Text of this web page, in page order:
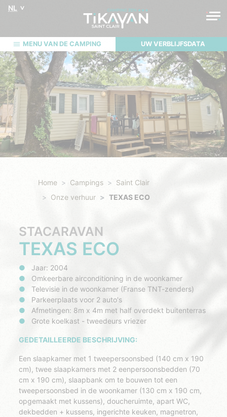
NL
MENU VAN DE CAMPING UW VERBLIJFSDATA
Home Campings
Saint Clair
Onze verhuur
TEXAS ECO
STACARAVAN
TEXAS ECO
Jaar: 2004
Omkeerbare airconditioning in de woonkamer
Televisie in de woonkamer (Franse TNT-zenders)
Parkeerplaats voor 2 auto's
Afmetingen: 8m x 4m met half overdekt buitenterras
Grote koelkast - tweedeurs vriezer
GEDETAILLEERDE BESCHRIJVING:
Een slaapkamer met 1 tweepersoonsbed (140 cm x 190
cm), twee slaapkamers met 2 eenpersoonsbedden (70
cm x 190 cm), slaapbank om te bouwen tot een
tweepersoonsbed in de woonkamer (130 cm x 190 cm,
opgemaakt met kussens), doucheruimte, apart WC,
dekbedden + kussens, ingerichte keuken, magnetron,